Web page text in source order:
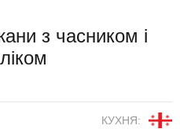
з часником і
КУХНЯ: